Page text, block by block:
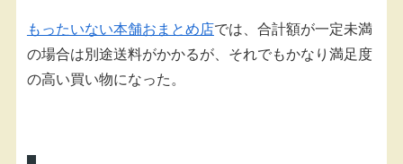
もったいない本舗おまとめ店では、合計額が一定未満
の場合は別途送料がかかるが、それでもかなり満足度
の高い買い物になった。